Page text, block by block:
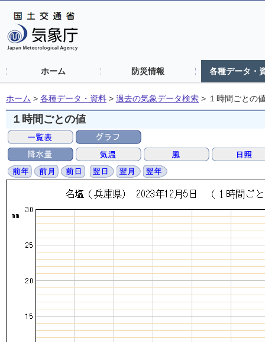
ホーム 防災情報 各種データ・
ホーム > 各種データ・資料 > 過去の気象データ検索 > １時間ごとの
１時間ごとの値